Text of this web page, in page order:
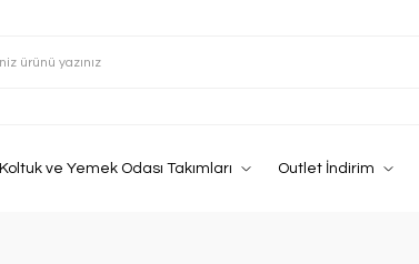
Koltuk ve Yemek Odası Takımları Outlet İndirim